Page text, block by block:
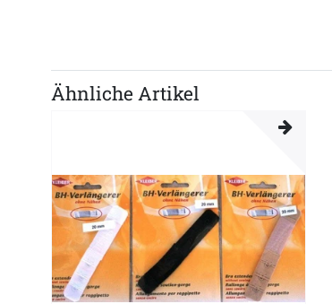
Ähnliche Artikel